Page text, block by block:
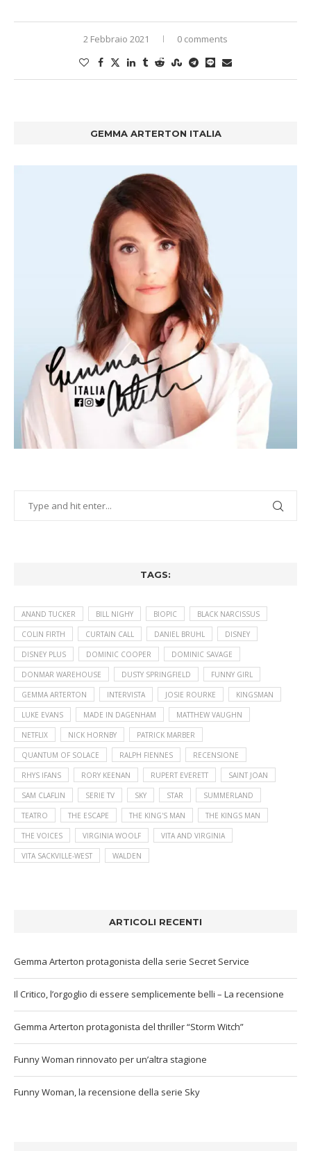
2 Febbraio 2021 0 comments
GEMMA ARTERTON ITALIA
TAGS:
ANAND TUCKER BILL NIGHY BIOPIC BLACK NARCISSUS
COLIN FIRTH CURTAIN CALL DANIEL BRUHL DISNEY
DISNEY PLUS DOMINIC COOPER DOMINIC SAVAGE
DONMAR WAREHOUSE DUSTY SPRINGFIELD FUNNY GIRL
GEMMA ARTERTON INTERVISTA JOSIE ROURKE KINGSMAN
LUKE EVANS MADE IN DAGENHAM MATTHEW VAUGHN
NETFLIX NICK HORNBY PATRICK MARBER
QUANTUM OF SOLACE RALPH FIENNES RECENSIONE
RHYS IFANS RORY KEENAN RUPERT EVERETT SAINT JOAN
SAM CLAFLIN SERIE TV SKY STAR SUMMERLAND
TEATRO THE ESCAPE THE KING'S MAN THE KINGS MAN
THE VOICES VIRGINIA WOOLF VITA AND VIRGINIA
VITA SACKVILLE-WEST WALDEN
ARTICOLI RECENTI
Gemma Arterton protagonista della serie Secret Service
Il Critico, l’orgoglio di essere semplicemente belli – La recensione
Gemma Arterton protagonista del thriller “Storm Witch”
Funny Woman rinnovato per un’altra stagione
Funny Woman, la recensione della serie Sky